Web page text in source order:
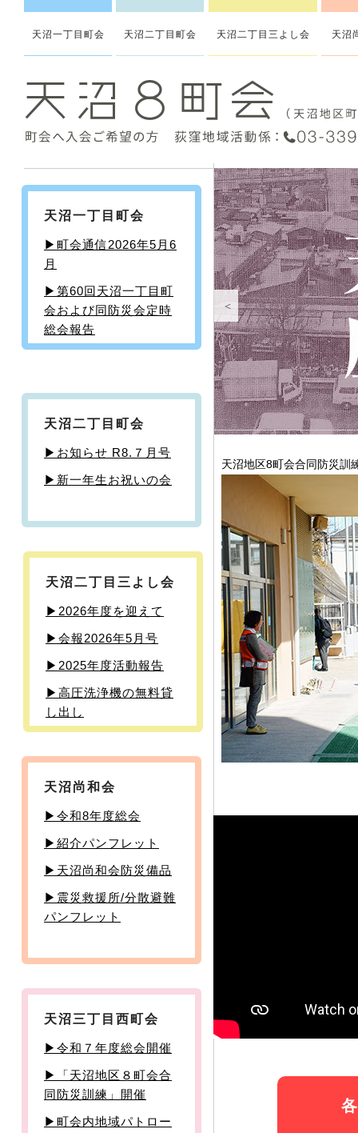
天沼一丁目町会 天沼二丁目町会 天沼二丁目三よし会 天沼
天沼一丁目町会
▶町会通信2026年5月6
月
▶︎第60回天沼一丁目町
会および同防災会定時
総会報告
天沼二丁目町会
▶お知らせ R8.７月号
▶新一年生お祝いの会
天沼二丁目三よし会
▶2026年度を迎えて
▶会報2026年5月号
▶︎2025年度活動報告
▶高圧洗浄機の無料貸
し出し
天沼尚和会
▶令和8年度総会
▶︎紹介パンフレット
▶天沼尚和会防災備品
▶震災救援所/分散避難
パンフレット
天沼三丁目西町会
▶令和７年度総会開催
▶「天沼地区８町会合
同防災訓練」開催
▶町会内地域パトロー
＜
天沼地区8町会合同防災訓